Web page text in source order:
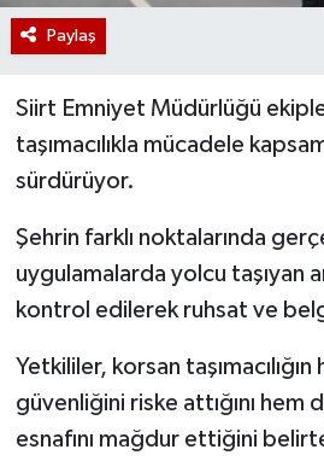
Paylaş
Siirt Emniyet Müdürlüğü
taşımacılıkla mücadele
sürdürüyor.
Şehrin farklı noktalarında
uygulamalarda yolcu taşıyan
kontrol edilerek ruhsat ve
Yetkililer, korsan
güvenliğini riske attığını hem
esnafını mağdur ettiğini